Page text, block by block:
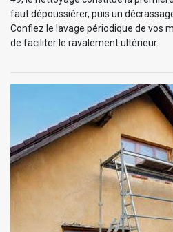
faut dépoussiérer, puis un
Confiez le lavage périodique de vos
de faciliter le ravalement ultérieur.